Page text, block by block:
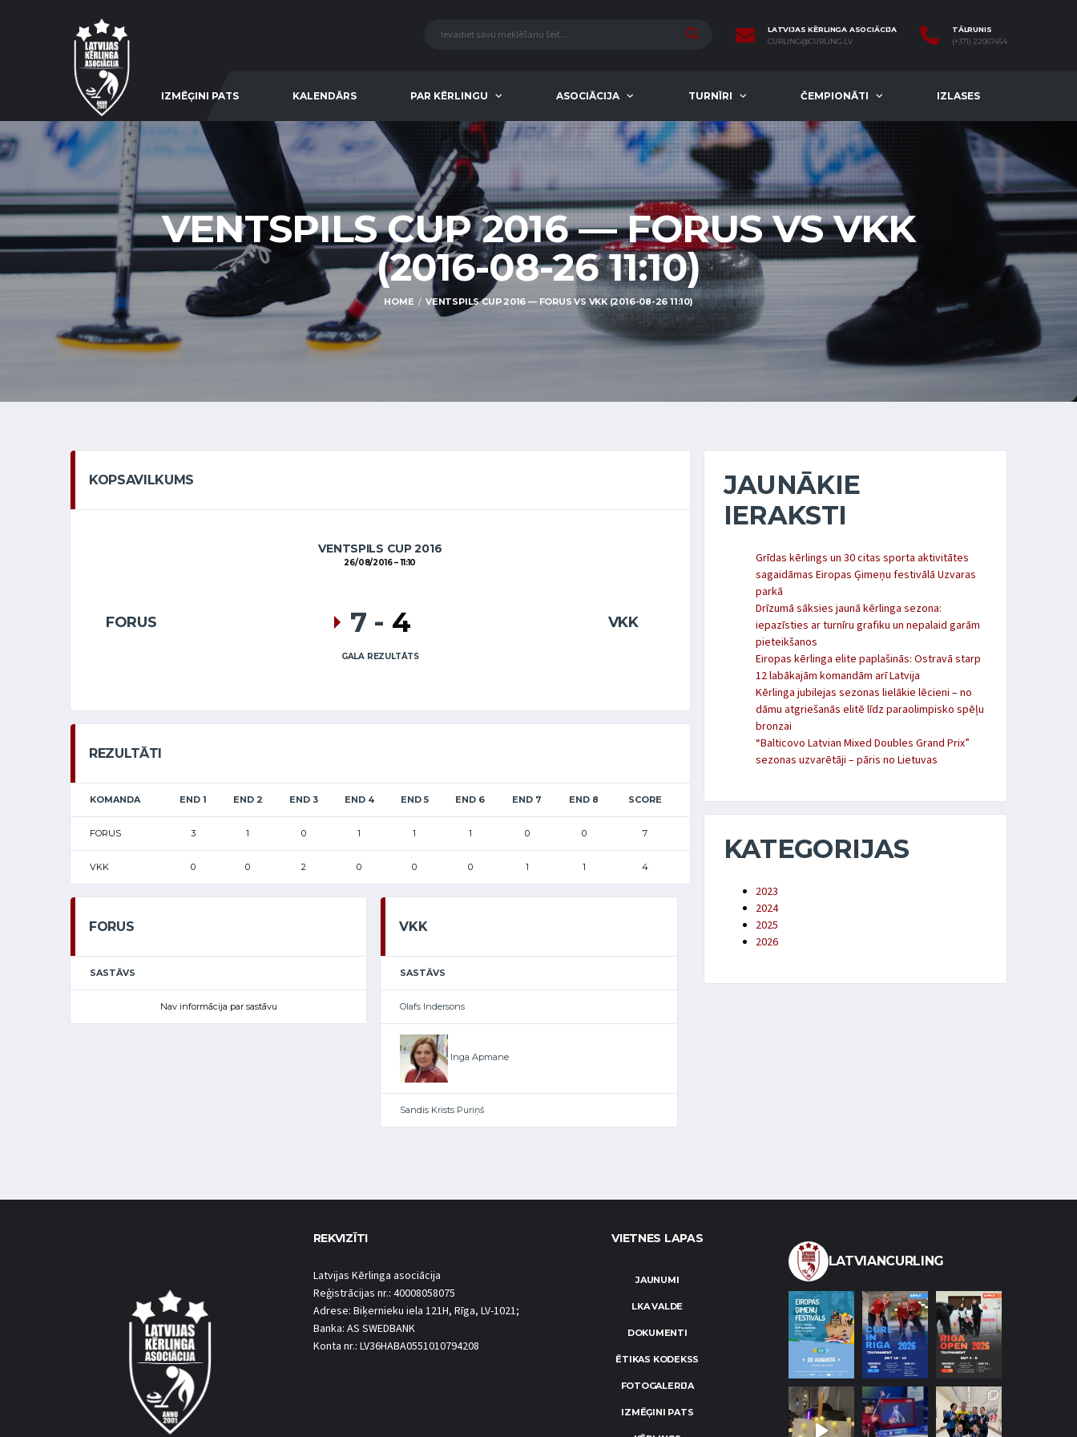
LATVIJAS KĒRLINGA ASOCIĀCIJA
CURLING@CURLING.LV
TĀLRUNIS
(+371) 22067454
IZMĒĢINI PATS KALENDĀRS PAR KĒRLINGU ASOCIĀCIJA TURNĪRI ČEMPIONĀTI IZLASES
VENTSPILS CUP 2016 — FORUS VS VKK
(2016-08-26 11:10)
HOME VENTSPILS CUP 2016 — FORUS VS VKK (2016-08-26 11:10)
KOPSAVILKUMS
VENTSPILS CUP 2016
26/08/2016 11:10
FORUS VKK
7 - 4
GALA REZULTĀTS
REZULTĀTI
KOMANDA END 1 END 2 END 3 END 4 END 5 END 6 END 7 END 8 SCORE
FORUS 3 1 0 1 1 1 0 0 7
VKK 0 0 2 0 0 0 1 1 4
FORUS
SASTĀVS
Nav informācija par sastāvu
VKK
SASTĀVS
Olafs Indersons
Inga Apmane
Sandis Krists Puriņš
JAUNĀKIE
IERAKSTI
Grīdas kērlings un 30 citas sporta aktivitātes
sagaidāmas Eiropas Ģimeņu festivālā Uzvaras
parkā
Drīzumā sāksies jaunā kērlinga sezona:
iepazīsties ar turnīru grafiku un nepalaid garām
pieteikšanos
Eiropas kērlinga elite paplašinās: Ostravā starp
12 labākajām komandām arī Latvija
Kērlinga jubilejas sezonas lielākie lēcieni – no
dāmu atgriešanās elitē līdz paraolimpisko spēļu
bronzai
“Balticovo Latvian Mixed Doubles Grand Prix”
sezonas uzvarētāji – pāris no Lietuvas
KATEGORIJAS
2023
2024
2025
2026
REKVIZĪTI
Latvijas Kērlinga asociācija
Reģistrācijas nr.: 40008058075
Adrese: Biķernieku iela 121H, Rīga, LV-1021;
Banka: AS SWEDBANK
Konta nr.: LV36HABA0551010794208
VIETNES LAPAS
JAUNUMI
LKA VALDE
DOKUMENTI
ĒTIKAS KODEKSS
FOTOGALERIJA
IZMĒĢINI PATS
LATVIANCURLING